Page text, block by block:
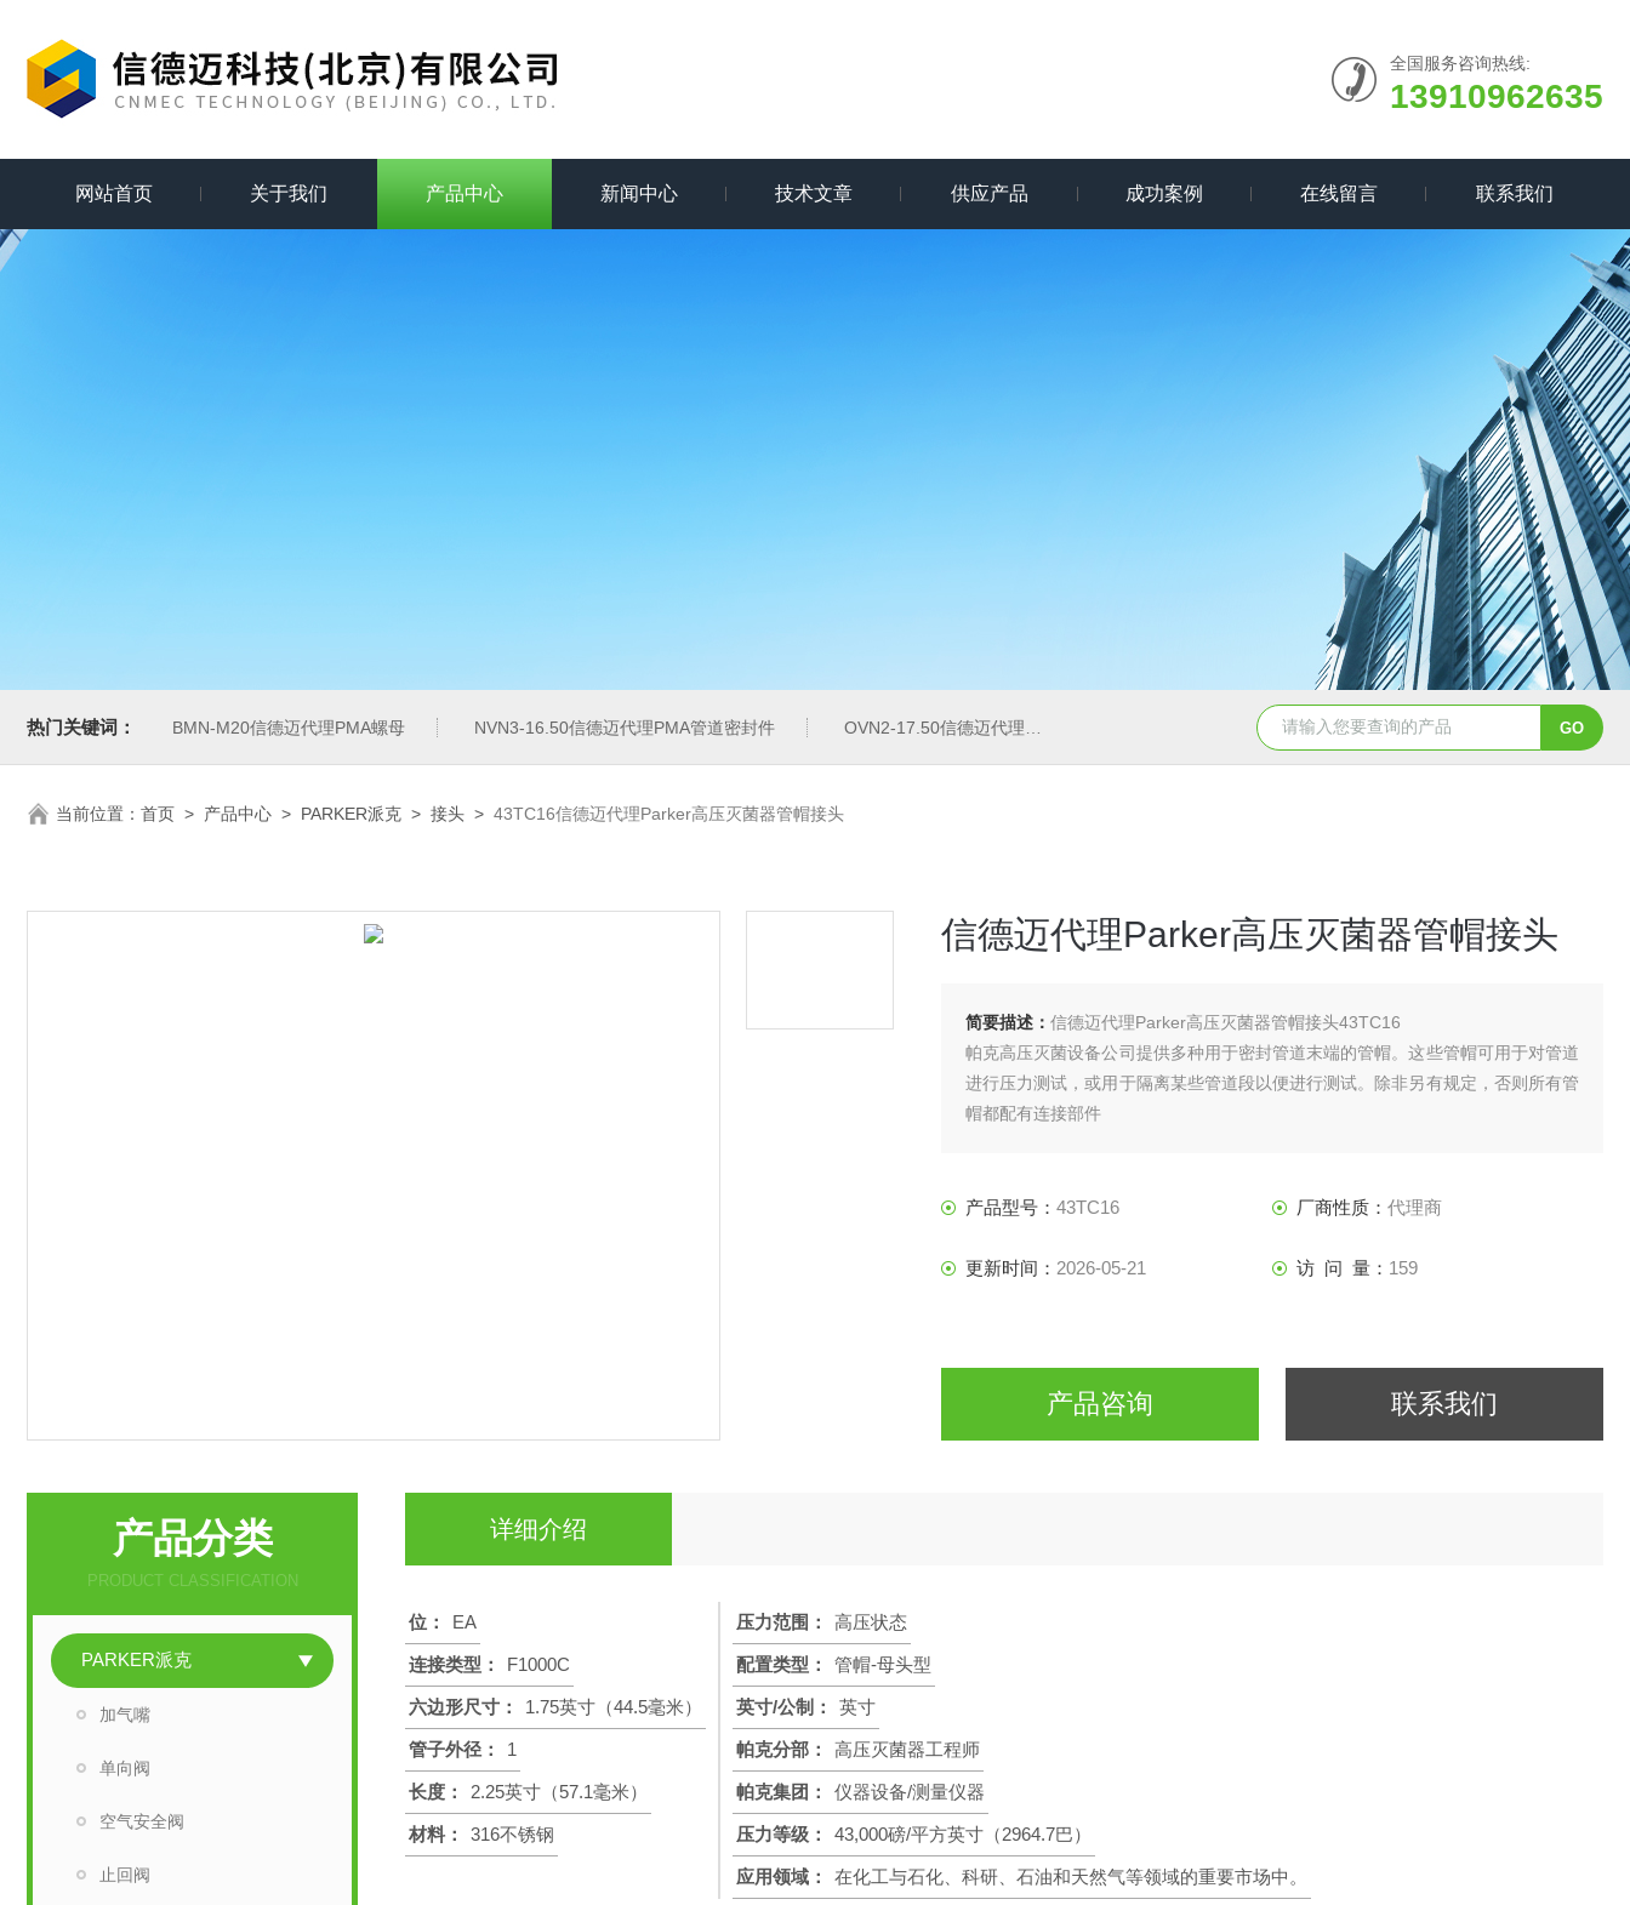
全国服务咨询热线:
13910962635
网站首页 关于我们 产品中心 新闻中心 技术文章 供应产品 成功案例 在线留言 联系我们
热门关键词： BMN-M20信德迈代理PMA螺母 NVN3-16.50信德迈代理PMA管道密封件 OVN2-17.50信德迈代理PMA导管夹 5347信德迈代理Parker 45度绝缘防水接头 5353信
当前位置： 首页 > 产品中心 > PARKER派克 > 接头 > 43TC16信德迈代理Parker高压灭菌器管帽接头
信德迈代理Parker高压灭菌器管帽接头
简要描述： 信德迈代理Parker高压灭菌器管帽接头43TC16
帕克高压灭菌设备公司提供多种用于密封管道末端的管帽。这些管帽可用于对管道
进行压力测试，或用于隔离某些管道段以便进行测试。除非另有规定，否则所有管
帽都配有连接部件
产品型号： 43TC16 厂商性质： 代理商
更新时间： 2026-05-21 访 问 量： 159
产品咨询 联系我们
产品分类
PRODUCT CLASSIFICATION
PARKER派克
加气嘴
单向阀
空气安全阀
止回阀
详细介绍
位： EA
连接类型： F1000C
六边形尺寸： 1.75英寸（44.5毫米）
管子外径： 1
长度： 2.25英寸（57.1毫米）
材料： 316不锈钢
压力范围： 高压状态
配置类型： 管帽-母头型
英寸/公制： 英寸
帕克分部： 高压灭菌器工程师
帕克集团： 仪器设备/测量仪器
压力等级： 43,000磅/平方英寸（2964.7巴）
应用领域： 在化工与石化、科研、石油和天然气等领域的重要市场中。